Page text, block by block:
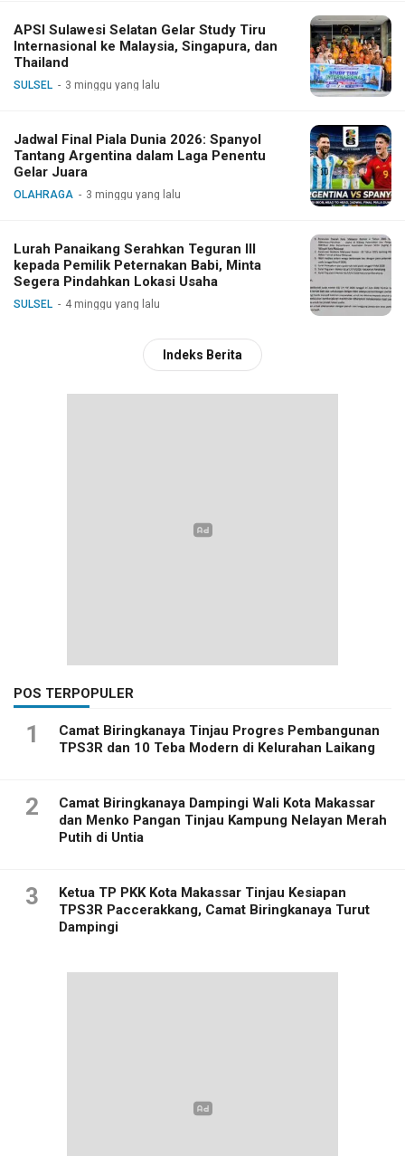
APSI Sulawesi Selatan Gelar Study Tiru
Internasional ke Malaysia, Singapura, dan
Thailand
SULSEL 3 minggu yang lalu
Jadwal Final Piala Dunia 2026: Spanyol
Tantang Argentina dalam Laga Penentu
Gelar Juara
OLAHRAGA 3 minggu yang lalu
Lurah Panaikang Serahkan Teguran III
kepada Pemilik Peternakan Babi, Minta
Segera Pindahkan Lokasi Usaha
SULSEL 4 minggu yang lalu
Indeks Berita
POS TERPOPULER
1
Camat Biringkanaya Tinjau Progres Pembangunan
TPS3R dan 10 Teba Modern di Kelurahan Laikang
2
Camat Biringkanaya Dampingi Wali Kota Makassar
dan Menko Pangan Tinjau Kampung Nelayan Merah
Putih di Untia
3
Ketua TP PKK Kota Makassar Tinjau Kesiapan
TPS3R Paccerakkang, Camat Biringkanaya Turut
Dampingi